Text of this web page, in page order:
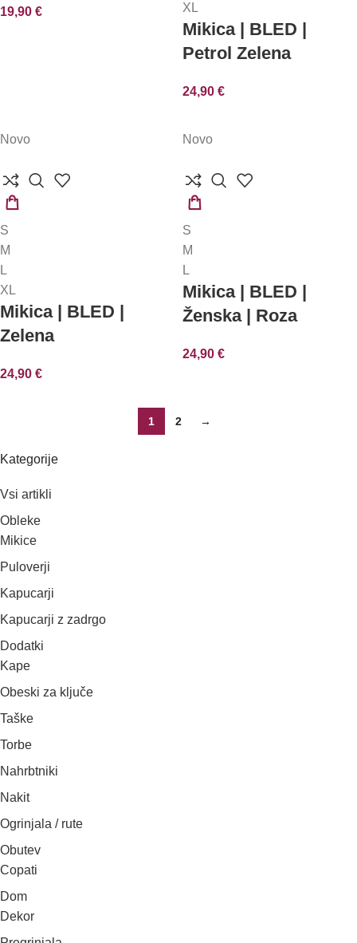
Kategorije
Vsi artikli
Obleke
Mikice
Puloverji
Kapucarji
Kapucarji z zadrgo
Dodatki
Kape
Obeski za ključe
Taške
Torbe
Nahrbtniki
Nakit
Ogrinjala / rute
Obutev
Copati
Dom
Dekor
19,90 €
XL
Mikica | BLED |
Petrol Zelena
24,90 €
Novo
MOŽNOSTI
S
M
L
XL
Mikica | BLED |
Zelena
24,90 €
Novo
MOŽNOSTI
S
M
L
Mikica | BLED |
Ženska | Roza
24,90 €
1 2 →